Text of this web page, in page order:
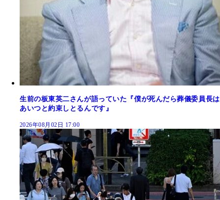
生前の板東英二さんが語っていた『僕が死んだら葬儀委員長は
あいつと約束しとるんです』
2026年08月02日 17:00